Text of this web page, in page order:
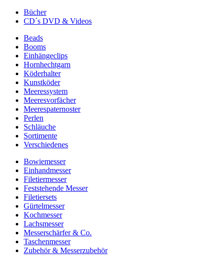
Bücher
CD´s DVD & Videos
Beads
Booms
Einhängeclips
Hornhechtgarn
Köderhalter
Kunstköder
Meeressystem
Meeresvorfächer
Meerespaternoster
Perlen
Schläuche
Sortimente
Verschiedenes
Bowiemesser
Einhandmesser
Filetiermesser
Feststehende Messer
Filetiersets
Gürtelmesser
Kochmesser
Lachsmesser
Messerschärfer & Co.
Taschenmesser
Zubehör & Messerzubehör